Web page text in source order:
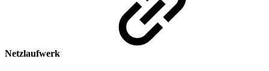
Netzlaufwerk